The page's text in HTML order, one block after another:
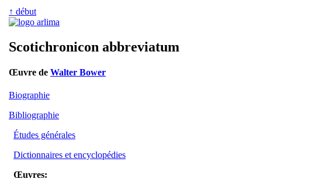
↑ début
Scotichronicon abbreviatum
Œuvre de Walter Bower
Biographie
Bibliographie
Études générales
Dictionnaires et encyclopédies
Œuvres: